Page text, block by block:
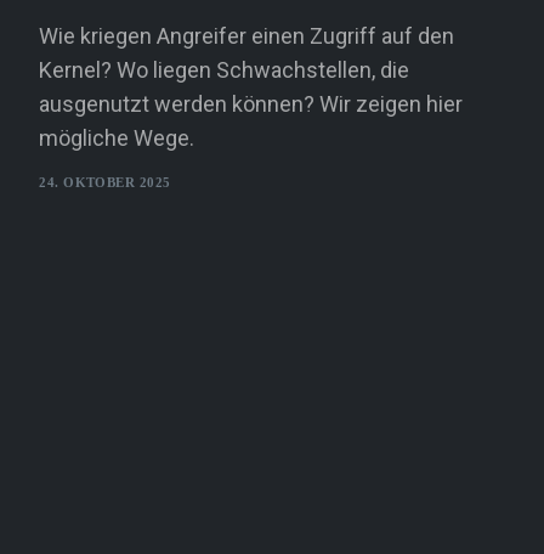
Wie kriegen Angreifer einen Zugriff auf den
Kernel? Wo liegen Schwachstellen, die
ausgenutzt werden können? Wir zeigen hier
mögliche Wege.
24. OKTOBER 2025